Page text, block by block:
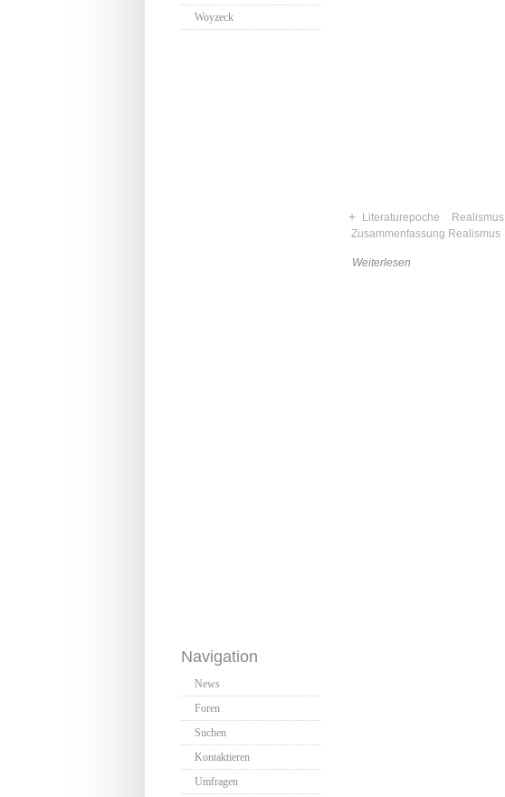
Woyzeck
Navigation
News
Foren
Suchen
Kontaktieren
Umfragen
+ Literaturepoche Realismus
Zusammenfassung Realismus
Weiterlesen